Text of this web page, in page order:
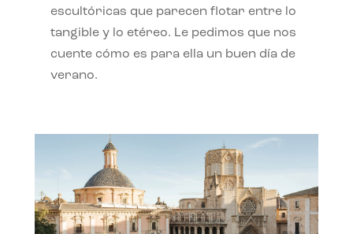
escultóricas que parecen flotar entre lo
tangible y lo etéreo. Le pedimos que nos
cuente cómo es para ella un buen día de
verano.